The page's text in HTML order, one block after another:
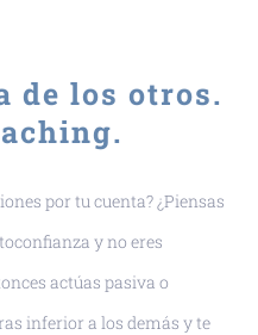
de los otros.
por tu cuenta? ¿Piensas
y no eres
actúas pasiva o
inferior a los demás y te